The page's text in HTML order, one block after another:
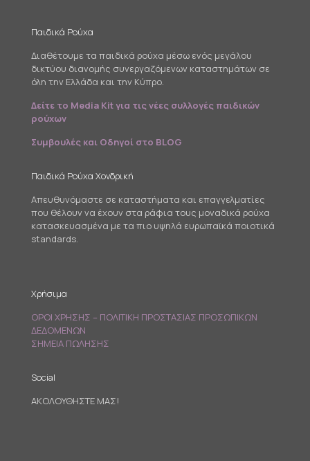
Παιδικά Ρούχα
Διαθέτουμε τα παιδικά ρούχα μέσω ενός μεγάλου
δικτύου διανομής συνεργαζόμενων καταστημάτων σε
όλη την Ελλάδα και την Κύπρο.
Δείτε το Media Kit για τις νέες συλλογές παιδικών
ρούχων
Συμβουλές και Οδηγοί στο BLOG
Παιδικά Ρούχα Χονδρική
Απευθυνόμαστε σε καταστήματα και επαγγελματίες
που θέλουν να έχουν στα ράφια τους μοναδικά ρούχα
κατασκευασμένα με τα πιο υψηλά ευρωπαϊκά ποιοτικά
standards.
Χρήσιμα
ΟΡΟΙ ΧΡΗΣΗΣ – ΠΟΛΙΤΙΚΗ ΠΡΟΣΤΑΣΙΑΣ ΠΡΟΣΩΠΙΚΩΝ
ΔΕΔΟΜΕΝΩΝ
ΣΗΜΕΙΑ ΠΩΛΗΣΗΣ
Social
ΑΚΟΛΟΥΘΗΣΤΕ ΜΑΣ!